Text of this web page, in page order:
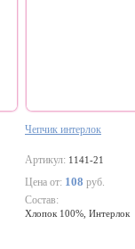
Чепчик интерлок
Артикул: 1141-21
Цена от: 108 руб.
Состав:
Хлопок 100%, Интерлок